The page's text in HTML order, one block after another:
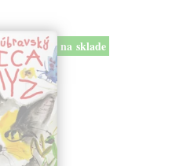
na sklade